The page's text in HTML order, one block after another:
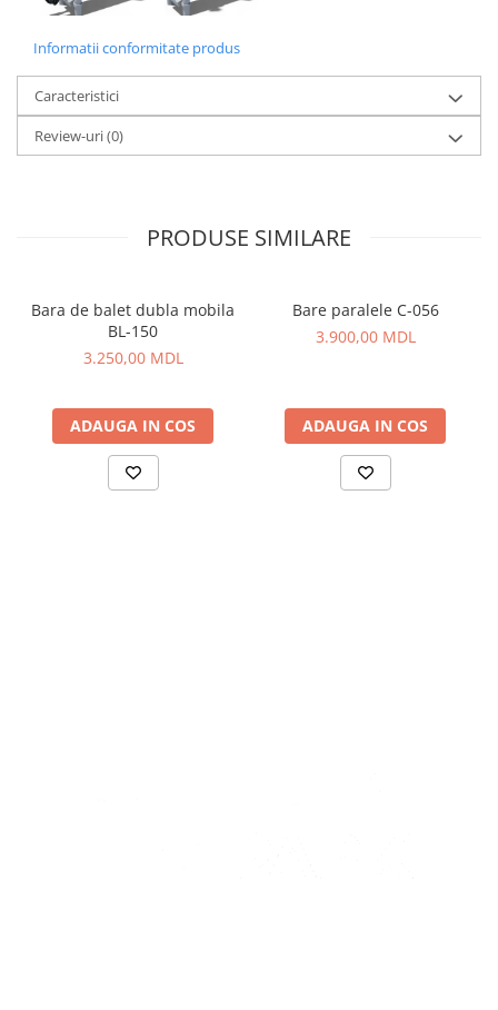
Informatii conformitate produs
Caracteristici
Review-uri(0)
PRODUSE SIMILARE
Bara de balet dubla mobila
BL-150
3.250,00 MDL
ADAUGA IN COS
Bare paralele C-056
3.900,00 MDL
ADAUGA IN COS